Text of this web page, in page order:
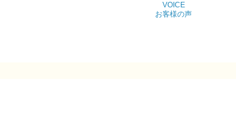
VOICE
お客様の声